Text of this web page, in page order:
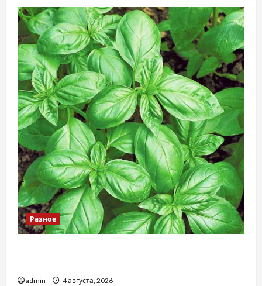
Разное
admin 4 августа, 2026